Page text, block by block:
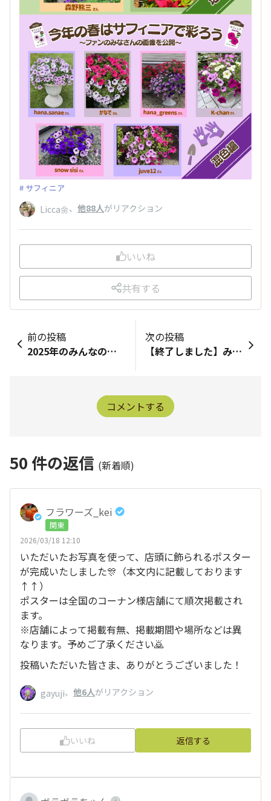
サフィニア
Licca🌼、 他88人がリアクション
いいね
共有する
前の投稿
2025年のみんなの園芸活動を褒め合おう🎉
次の投稿
【終了しました】みんなが育てているエリア、知りたい？アンケート🏠
コメントする
50 件の返信 (新着順)
フラワーズ_kei
関東
2026/03/18 12:10
いただいたお写真を使って、店頭に飾られるポスター
が完成いたしました🎊（本文内に記載しております
↑↑）
ポスターは全国のコーナン様店舗にて順次掲載され
ます。
※店舗によって掲載有無、掲載期間や場所などは異
なります。予めご了承ください🙇
投稿いただいた皆さま、ありがとうございました！
gayuji、 他6人がリアクション
いいね 返信する